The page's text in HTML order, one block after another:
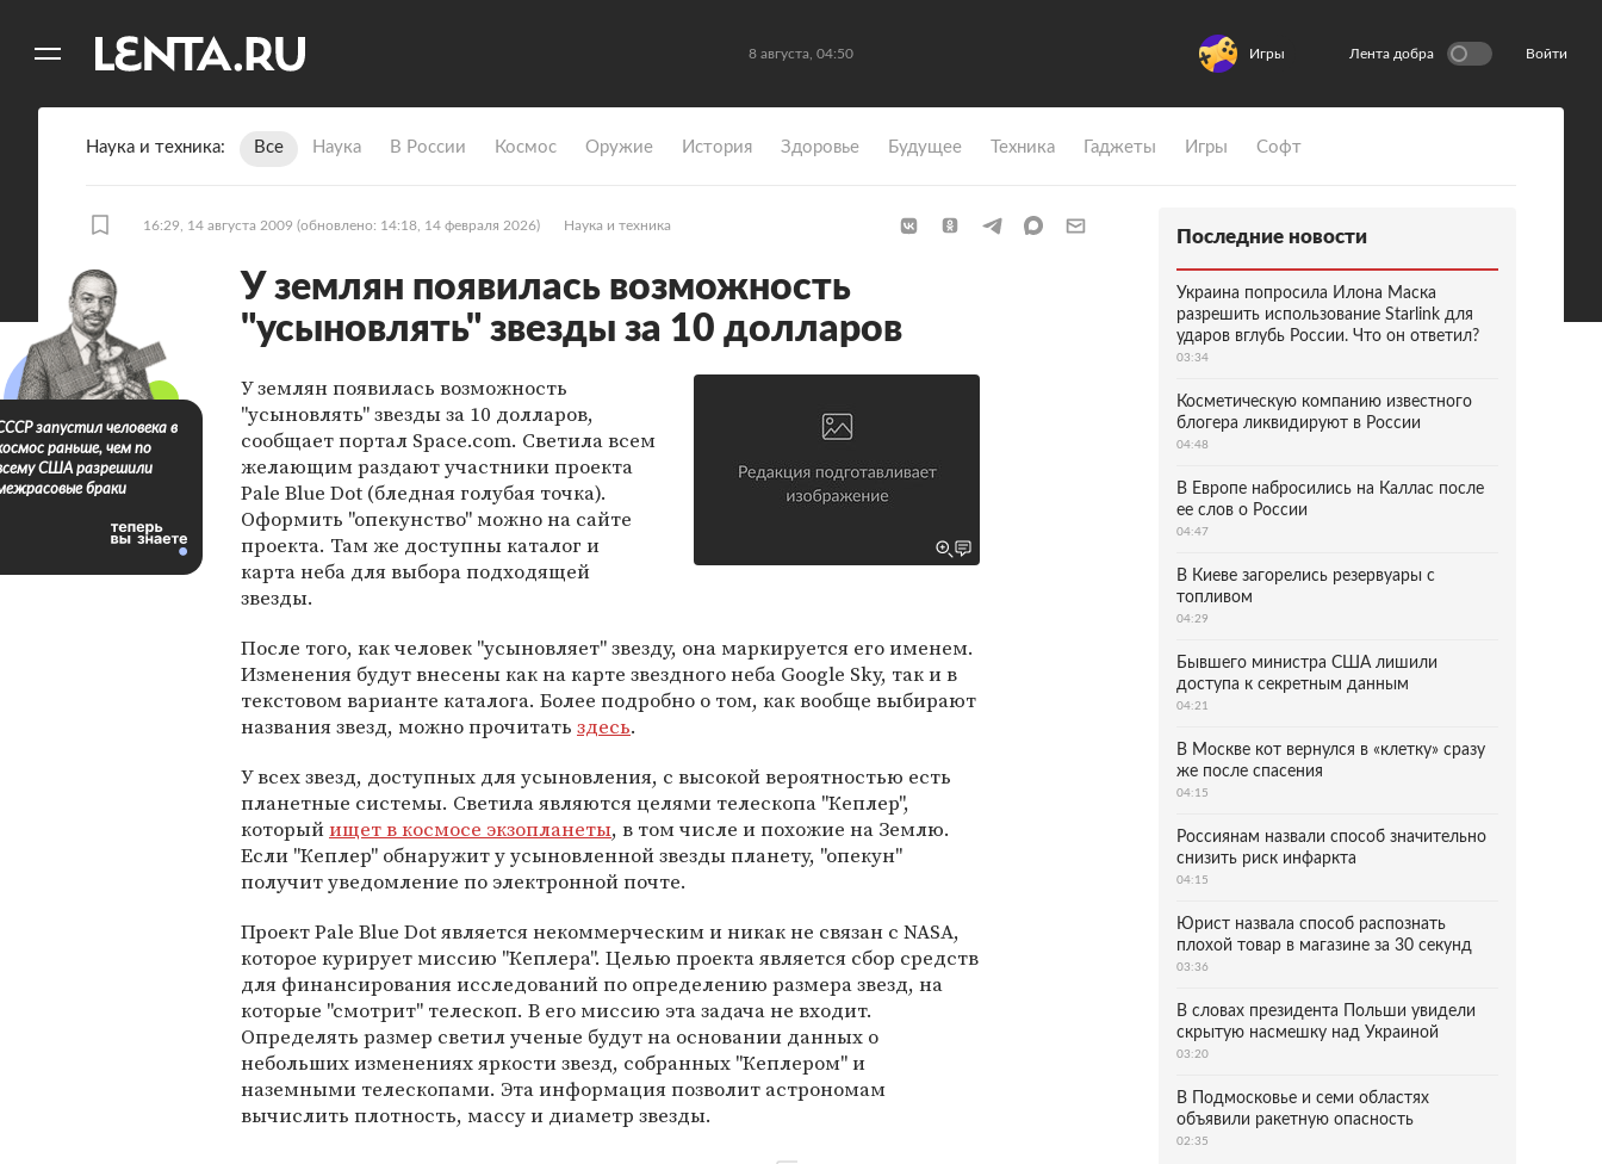
8 августа, 04:50 Игры Лента добра Войти
Наука и техника Все Наука В России Космос Оружие История Здоровье Будущее Техника Гаджеты Игры Софт
16:29, 14 августа 2009 (обновлено: 14:18, 14 февраля 2026) Наука и техника
У землян появилась возможность
"усыновлять" звезды за 10 долларов
У землян появилась возможность
"усыновлять" звезды за 10 долларов,
сообщает портал Space.com. Светила всем
желающим раздают участники проекта
Pale Blue Dot (бледная голубая точка).
Оформить "опекунство" можно на сайте
проекта. Там же доступны каталог и
карта неба для выбора подходящей
звезды.
После того, как человек "усыновляет" звезду, она маркируется его именем.
Изменения будут внесены как на карте звездного неба Google Sky, так и в
текстовом варианте каталога. Более подробно о том, как вообще выбирают
названия звезд, можно прочитать здесь.
У всех звезд, доступных для усыновления, с высокой вероятностью есть
планетные системы. Светила являются целями телескопа "Кеплер",
которыйищет в космосе экзопланеты, в том числе и похожие на Землю.
Если "Кеплер" обнаружит у усыновленной звезды планету, "опекун"
получит уведомление по электронной почте.
Проект Pale Blue Dot является некоммерческим и никак не связан с NASA,
которое курирует миссию "Кеплера". Целью проекта является сбор средств
для финансирования исследований по определению размера звезд, на
которые "смотрит" телескоп. В его миссию эта задача не входит.
Определять размер светил ученые будут на основании данных о
небольших изменениях яркости звезд, собранных "Кеплером" и
наземными телескопами. Эта информация позволит астрономам
вычислить плотность, массу и диаметр звезды.
запустил человека в
раньше, чем по
США разрешили
браки
Последние новости
Украина попросила Илона Маска
разрешить использование Starlink для
ударов вглубь России. Что он ответил?
03:34
Косметическую компанию известного
блогера ликвидируют в России
04:48
В Европе набросились на Каллас после
ее слов о России
04:47
В Киеве загорелись резервуары с
топливом
04:29
Бывшего министра США лишили
доступа к секретным данным
04:21
В Москве кот вернулся в «клетку» сразу
же после спасения
04:15
Россиянам назвали способ значительно
снизить риск инфаркта
04:15
Юрист назвала способ распознать
плохой товар в магазине за 30 секунд
03:36
В словах президента Польши увидели
скрытую насмешку над Украиной
03:20
В Подмосковье и семи областях
объявили ракетную опасность
02:35